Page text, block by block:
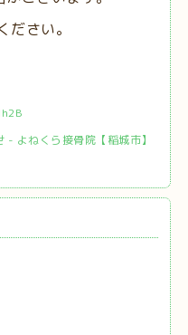
さい。
- よねくら接骨院【稲城市】